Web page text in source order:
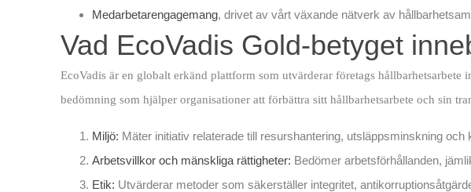
Medarbetarengagemang, drivet av vårt växande nätverk av
Vad EcoVadis Gold-betyget
EcoVadis är en globalt erkänd plattform som utvärderar företags
bedömning som hjälper organisationer att förbättra sitt hållbarhetsarbete och sin
Miljö: Mäter initiativ relaterade till resurshantering, utsläppsminskning och
Arbetsvillkor och mänskliga rättigheter: Bedömer arbetsförhållanden,
Etik: Utvärderar metoder som säkerställer integritet,